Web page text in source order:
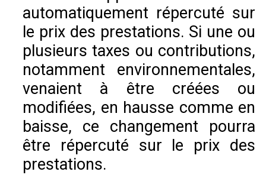
automatiquement répercuté sur
le prix des prestations. Si une ou
plusieurs taxes ou contributions,
notamment environnementales,
venaient à être créées ou
modifiées, en hausse comme en
baisse, ce changement pourra
être répercuté sur le prix des
prestations.